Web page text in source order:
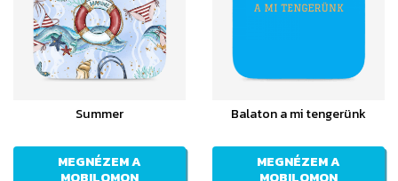
Summer
MEGNÉZEM A
Balaton a mi tengerünk
MEGNÉZEM A